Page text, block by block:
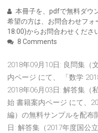
本冊子を、pdfで無料ダウ
希望の方は、お問合わせフ
18:00)からお問合わせくださ
8 Comments
2018年09月10日: 良問集（
内ページ にて、 「数学
2018年06月03日: 解答集（
始 書籍案内ページ にて、
編）の無料サンプルを配布
日: 解答集（2017年度国公